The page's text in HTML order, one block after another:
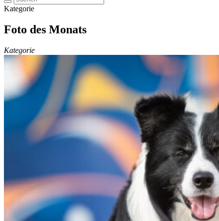
Kategorie
Foto des Monats
Kategorie